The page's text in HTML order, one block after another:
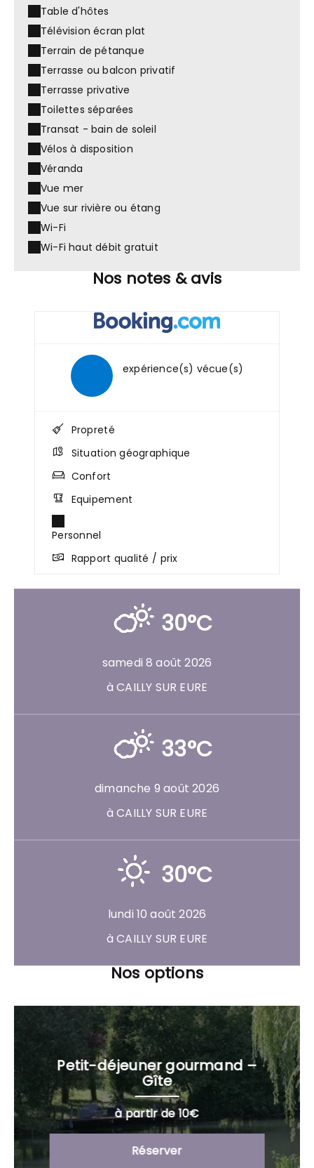
Table d'hôtes
Télévision écran plat
Terrain de pétanque
Terrasse ou balcon privatif
Terrasse privative
Toilettes séparées
Transat - bain de soleil
Vélos à disposition
Véranda
Vue mer
Vue sur rivière ou étang
Wi-Fi
Wi-Fi haut débit gratuit
Nos notes & avis
expérience(s) vécue(s)
Propreté
Situation géographique
Confort
Equipement
Personnel
Rapport qualité / prix
30°C
samedi 8 août 2026
à CAILLY SUR EURE
33°C
dimanche 9 août 2026
à CAILLY SUR EURE
30°C
lundi 10 août 2026
à CAILLY SUR EURE
Nos options
Petit-déjeuner gourmand –
Gîte
à partir de 10€
Réserver